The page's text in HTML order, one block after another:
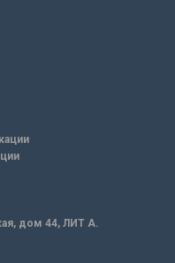
дом 44, ЛИТ А.